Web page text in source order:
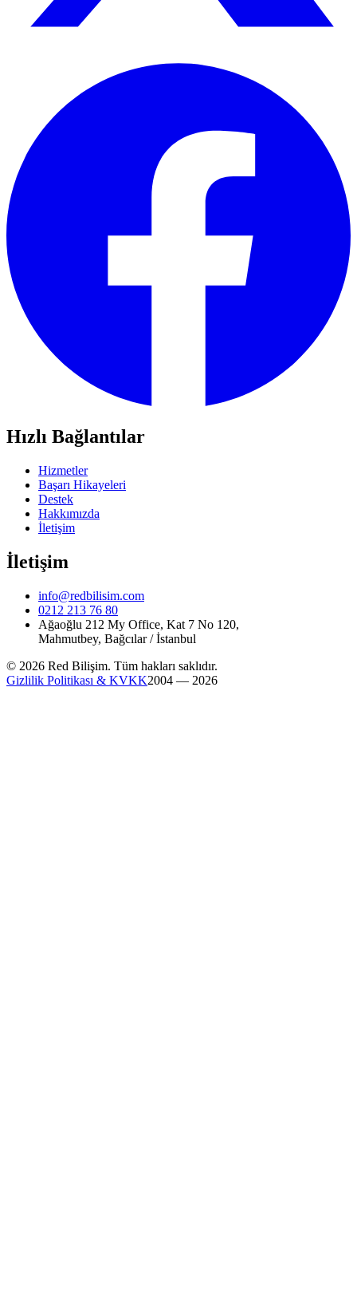
Hızlı Bağlantılar
Hizmetler
Başarı Hikayeleri
Destek
Hakkımızda
İletişim
İletişim
info@redbilisim.com
0212 213 76 80
Ağaoğlu 212 My Office, Kat 7 No 120,
Mahmutbey, Bağcılar / İstanbul
© 2026 Red Bilişim. Tüm hakları saklıdır.
Gizlilik Politikası & KVKK2004 — 2026